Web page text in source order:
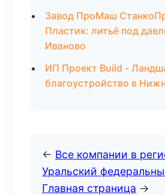
Завод ПроМаш
Пластик: литьё под
Иваново
ИП Проект Build -
благоустройство в
← Все компании в
Уральский
Главная страница →